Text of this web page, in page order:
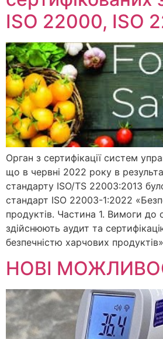
ISO 22000, ISO
Орган з сертифікації систем
що в червні 2022 року в
стандарту ISO/TS 22003:2013
стандарт ISO 22003-1:2022
продуктів. Частина 1. Вимоги до
здійснюють аудит та
безпечністю харчових
НОВІ